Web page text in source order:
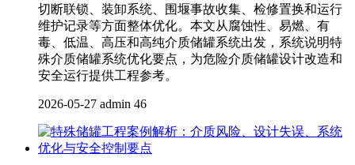
切断联锁、装卸系统、围堰事故收集、检修置换和运行
维护记录等方面整体优化。本文从腐蚀性、易燃、有
毒、低温、高压和高纯介质储罐系统出发，系统说明特
殊介质储罐系统优化要点，为危险介质储罐设计改造和
安全运行提供工程参考。
2026-05-27 admin 46